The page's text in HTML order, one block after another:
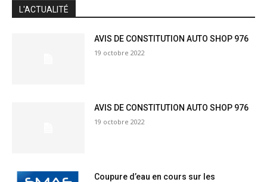
JE M'INSCRIS
L'ACTUALITÉ
AVIS DE CONSTITUTION AUTO SHOP 976
19 octobre 2022
AVIS DE CONSTITUTION AUTO SHOP 976
19 octobre 2022
Coupure d’eau en cours sur les